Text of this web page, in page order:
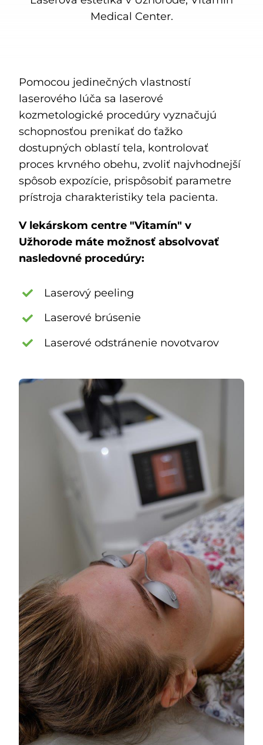
Kontakty
Medical Center.
Pomocou jedinečných vlastností
laserového lúča sa laserové
kozmetologické procedúry vyznačujú
schopnosťou prenikať do ťažko
dostupných oblastí tela, kontrolovať
proces krvného obehu, zvoliť najvhodnejší
spôsob expozície, prispôsobiť parametre
prístroja charakteristiky tela pacienta.
V lekárskom centre "Vitamín" v
Užhorode máte možnosť absolvovať
nasledovné procedúry:
Laserový peeling
Laserové brúsenie
Laserové odstránenie novotvarov